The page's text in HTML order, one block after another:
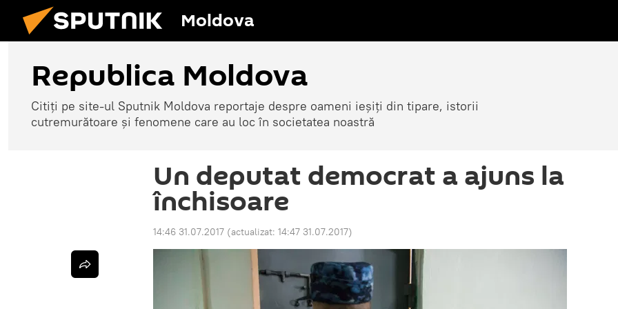
Moldova
Republica Moldova
Citiți pe site-ul Sputnik Moldova reportaje despre oameni ieșiți din tipare, istorii
cutremurătoare și fenomene care au loc în societatea noastră
Un deputat democrat a ajuns la
închisoare
14:46 31.07.2017 (actualizat: 14:47 31.07.2017)